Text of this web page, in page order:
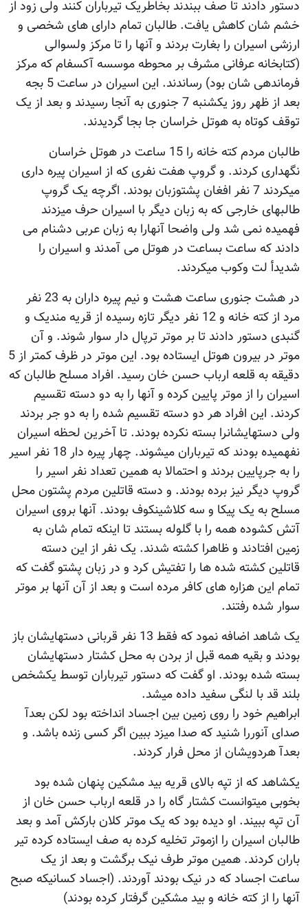
دستور دادند تا صف ببندند بخاطریک تیرباران کنند ولی زود از
خشم شان کاهش یافت. طالبان تمام دارای های شخصی و
ارزشی اسیران را بغارت بردند و آنها را تا مرکز ولسوالی
(کتابخانه عرفانی مشرف بر محوطه موسسه آکسفام که مرکز
فرماندهی شان بود) رساندند. این اسیران در ساعت 5 بجه
بعد از ظهر روز یکشنبه 7 جنوری به آنجا رسیدند و بعد از یک
توقف کوتاه به هوتل خراسان جا بجا گردیدند.
طالبان مردم کته خانه را 15 ساعت در هوتل خراسان
نگهداری کردند. و گروپ هفت نفری که از اسیران پیره داری
میکردند 7 نفر افغان پشتوزبان بودند. اگرچه یک گروپ
طالبهای خارجی که به زبان دیگر با اسیران حرف میزدند
فهمیده نمی شد ولی واضحا آنهارا به زبان عربی دشنام می
دادند که ساعت بساعت در هوتل می آمدند و اسیران را
شدیدأ لت وکوب میکردند.
در هشت جنوری ساعت هشت و نیم پیره داران به 23 نفر
مرد از کته خانه و 12 نفر دیگر تازه رسیده از قریه مندیک و
گنبدی دستور دادند تا بر موتر ترپال دار سوار شوند. و آن
موتر در بیرون هوتل ایستاده بود. این موتر در ظرف کمتر از 5
دقیقه به قلعه ارباب حسن خان رسید. افراد مسلح طالبان که
اسیران را از موتر پایین کرده و آنها را به دو دسته تقسیم
کردند. این افراد هر دو دسته تقسیم شده را به دو جر بردند
ولی دستهایشانرا بسته نکرده بودند. تا آخرین لحظه اسیران
نفهمیده بودند که تیرباران میشوند. چهار پیره دار 18 نفر اسیر
را به جرپایین بردند و احتمالا به همین تعداد نفر اسیر را
گروپ دیگر نیز برده بودند. و دسته قاتلین مردم پشتون محل
مسلح به یک پیکا و سه کلاشینکوف بودند. آنها بروی اسیران
آتش کشوده همه را با گلوله بستند تا اینکه تمام شان به
زمین افتادند و ظاهرا کشته شدند. یک نفر از این دسته
قاتلین کشته شده ها را تفتیش کرد و در زبان پشتو گفت که
تمام این هزاره های کافر مرده است و بعد از آن آنها بر موتر
سوار شده رفتند.
یک شاهد اضافه نمود که فقط 13 نفر قربانی دستهایشان باز
بودند و بقیه همه قبل از بردن به محل کشتار دستهایشان
بسته شده بودند. او گفت که دستور تیرباران توسط یکشخص
بلند قد با لنگی سفید داده میشد.
ابراهیم خود را روی زمین بین اجساد انداخته بود لکن بعدآ
صدای آنوررا شنید که صدا میزد ببین اگر کسی زنده باشد. و
بعدآ هردویشان از محل فرار کردند.
یکشاهد که از تپه بالای قریه بید مشکین پنهان شده بود
بخوبی میتوانست کشتار گاه را در قلعه ارباب حسن خان از
آن تپه ببیند. او دیده بود که یک موتر کلان بارکش آمد و بعد
طالبان اسیران را ازموتر تخلیه کرده به صف ایستاده کرده تیر
باران کردند. همین موتر طرف نیک برگشت و بعد از یک
ساعت اجساد که در نیک بودند آوردند. (اجساد کسانیکه صبح
آنها را از کته خانه و بید مشکین گرفتار کرده بودند)